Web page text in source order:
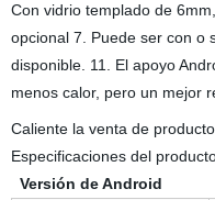
Con vidrio templado de
opcional 7. Puede ser con o
disponible. 11. El apoyo
menos calor, pero un mejor
Caliente la venta de
Especificaciones del
Versión de Android